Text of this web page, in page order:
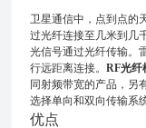
卫星通信中，点到点的
过光纤连接至几米到几
光信号通过光纤传输。
行远距离连接。RF光纤
同射频带宽的产品，另
选择单向和双向传输系
优点